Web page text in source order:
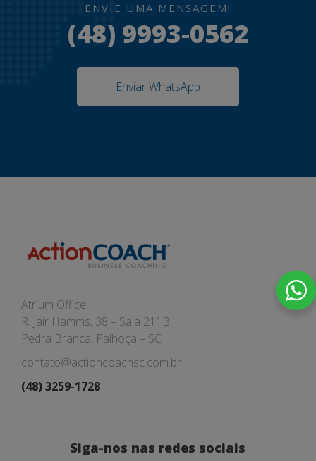
ENVIE UMA MENSAGEM!
(48) 9993-0562
Enviar WhatsApp
Atrium Office
R. Jair Hamms, 38 – Sala 211B
Pedra Branca, Palhoça – SC
contato@actioncoachsc.com.br
(48) 3259-1728
Siga-nos nas redes sociais